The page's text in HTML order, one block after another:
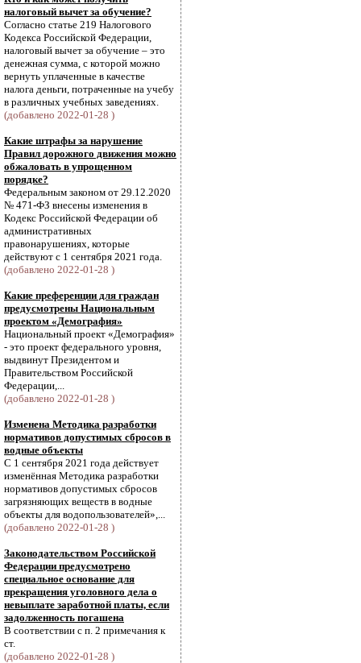
налоговый вычет за обучение?
Согласно статье 219 Налогового
Кодекса Российской Федерации,
налоговый вычет за обучение – это
денежная сумма, с которой можно
вернуть уплаченные в качестве
налога деньги, потраченные на учебу
в различных учебных заведениях.
(добавлено 2022-01-28 )
Какие штрафы за нарушение
Правил дорожного движения можно
обжаловать в упрощенном
порядке?
Федеральным законом от 29.12.2020
№ 471-ФЗ внесены изменения в
Кодекс Российской Федерации об
административных
правонарушениях, которые
действуют с 1 сентября 2021 года.
(добавлено 2022-01-28 )
Какие преференции для граждан
предусмотрены Национальным
проектом «Демография»
Национальный проект «Демография»
- это проект федерального уровня,
выдвинут Президентом и
Правительством Российской
Федерации,...
(добавлено 2022-01-28 )
Изменена Методика разработки
нормативов допустимых сбросов в
водные объекты
С 1 сентября 2021 года действует
изменённая Методика разработки
нормативов допустимых сбросов
загрязняющих веществ в водные
объекты для водопользователей»,...
(добавлено 2022-01-28 )
Законодательством Российской
Федерации предусмотрено
специальное основание для
прекращения уголовного дела о
невыплате заработной платы, если
задолженность погашена
В соответствии с п. 2 примечания к
ст.
(добавлено 2022-01-28 )